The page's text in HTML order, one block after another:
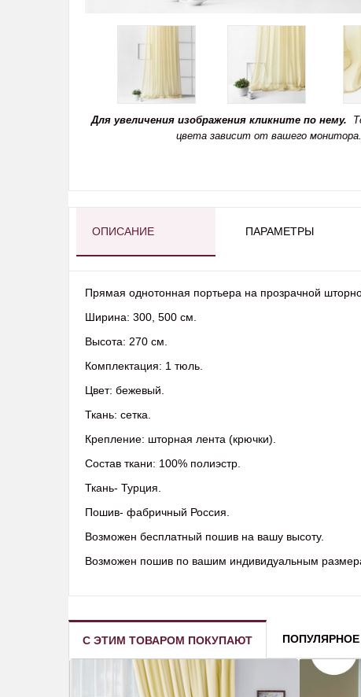
Для увеличения изображения кликните по нему.
цвета зависит от вашего монитора.
ОПИСАНИЕ ПАРАМЕТРЫ
Прямая однотонная портьера на прозрачной
Ширина: 300, 500 см.
Высота: 270 см.
Комплектация: 1 тюль.
Цвет: бежевый.
Ткань: сетка.
Крепление: шторная лента (крючки).
Состав ткани: 100% полиэстр.
Ткань- Турция.
Пошив- фабричный Россия.
Возможен бесплатный пошив на вашу высоту.
Возможен пошив по вашим индивидуальным
С ЭТИМ ТОВАРОМ ПОКУПАЮТ ПОПУЛЯРНОЕ